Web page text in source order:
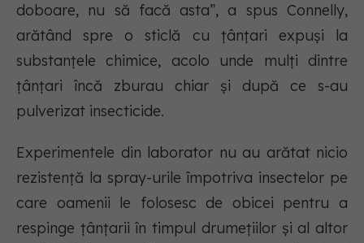
doboare, nu să facă asta”, a spus Connelly,
arătând spre o sticlă cu țânțari expuși la
substanțele chimice, acolo unde mulți dintre
țânțari încă zburau chiar și după ce s-au
pulverizat insecticide.
Experimentele din laborator nu au arătat nicio
rezistență la spray-urile împotriva insectelor pe
care oamenii le folosesc de obicei pentru a
respinge țânțarii în timpul drumețiilor și al altor